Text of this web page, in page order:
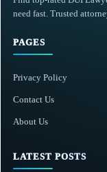
need fast. Trusted
PAGES
Privacy Policy
Contact Us
About Us
LATEST POSTS